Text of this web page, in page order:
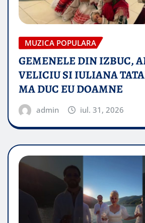
MUZICA POPULARA
GEMENELE DIN IZBUC,
VELICIU SI IULIANA
MA DUC EU DOAMNE
admin iul. 31, 2026